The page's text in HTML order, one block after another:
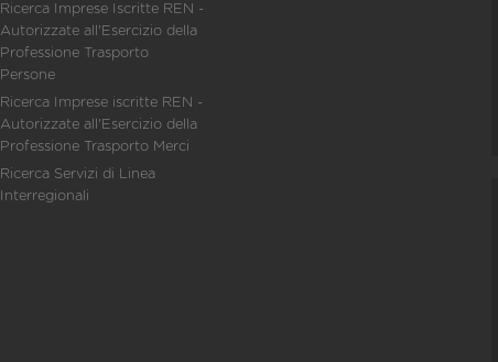
Ricerca Imprese Iscritte REN -
Autorizzate all'Esercizio della
Professione Trasporto
Persone
Ricerca Imprese iscritte REN -
Autorizzate all'Esercizio della
Professione Trasporto Merci
Ricerca Servizi di Linea
Interregionali